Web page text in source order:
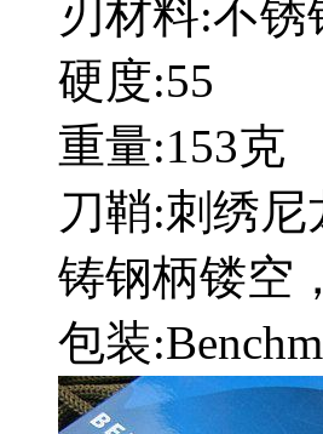
刃材料:不锈
硬度:55
重量:153克
刀鞘:刺绣尼
铸钢柄镂空
包装